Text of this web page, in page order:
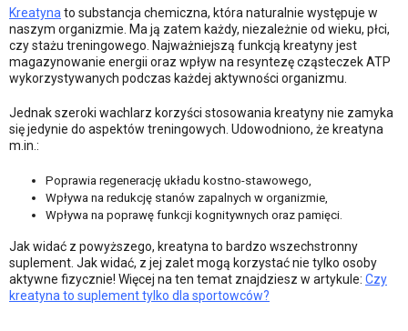
Kreatynato substancja chemiczna, która naturalnie występuje w
naszym organizmie. Ma ją zatem każdy, niezależnie od wieku, płci,
czy stażu treningowego. Najważniejszą funkcją kreatyny jest
magazynowanie energii oraz wpływ na resyntezę cząsteczek ATP
wykorzystywanych podczas każdej aktywności organizmu.
Jednak szeroki wachlarz korzyści stosowania kreatyny nie zamyka
się jedynie do aspektów treningowych. Udowodniono, że kreatyna
m.in.:
Poprawia regenerację układu kostno-stawowego,
Wpływa na redukcję stanów zapalnych w organizmie,
Wpływa na poprawę funkcji kognitywnych oraz pamięci.
Jak widać z powyższego, kreatyna to bardzo wszechstronny
suplement. Jak widać, z jej zalet mogą korzystać nie tylko osoby
aktywne fizycznie! Więcej na ten temat znajdziesz w artykule: Czy
kreatyna to suplement tylko dla sportowców?